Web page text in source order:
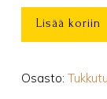
määrä
Lisää koriin
Osasto: